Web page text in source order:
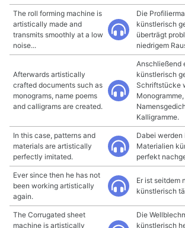
The roll forming machine is
artistically made and
transmits smoothly at a low
noise...
Die
künstlerisch
überträgt
niedrigem
Afterwards artistically
crafted documents such as
monograms, name poems
and calligrams are created.
Anschließend
künstlerisch
Schriftstücke
Monogramme,
Kalligramme.
In this case, patterns and
materials are artistically
perfectly imitated.
Dabei werden
Materialien
perfekt
Ever since then he has not
been working artistically
again.
Er ist seitdem
künstlerisch
The Corrugated sheet
machine is artistically
Die
künstlerisch